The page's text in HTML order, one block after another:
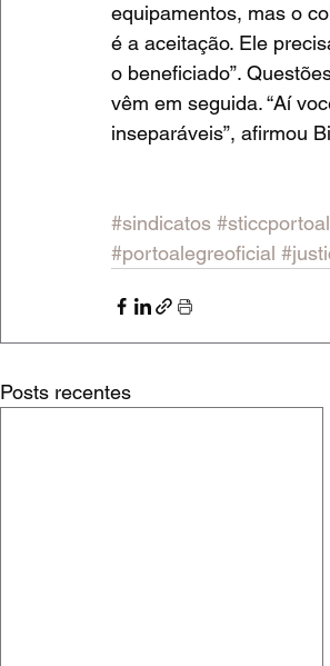
equipamentos, mas o
é a aceitação. Ele
o beneficiado”.
vêm em seguida. “Aí
inseparáveis”, afirmou
#sindicatos
#portoalegreoficial
Posts recentes